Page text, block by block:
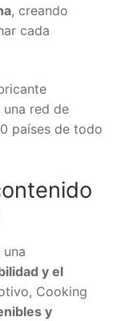
, creando
cada
una red de
países de todo
y el
Cooking
y